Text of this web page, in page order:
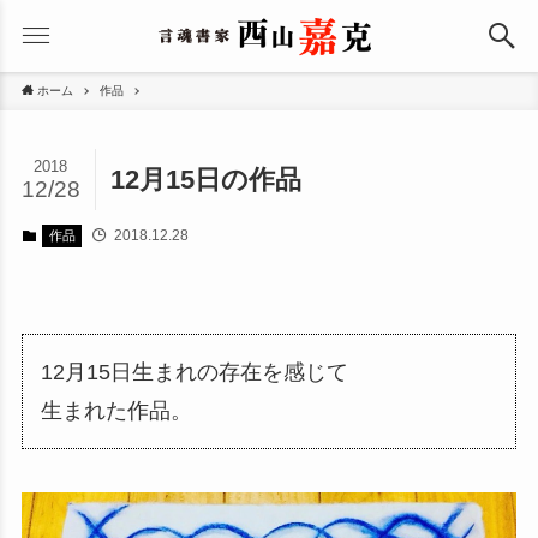
ホーム 作品
12月15日の作品
2018
12/28
作品 2018.12.28
12月15日生まれの存在を感じて
生まれた作品。